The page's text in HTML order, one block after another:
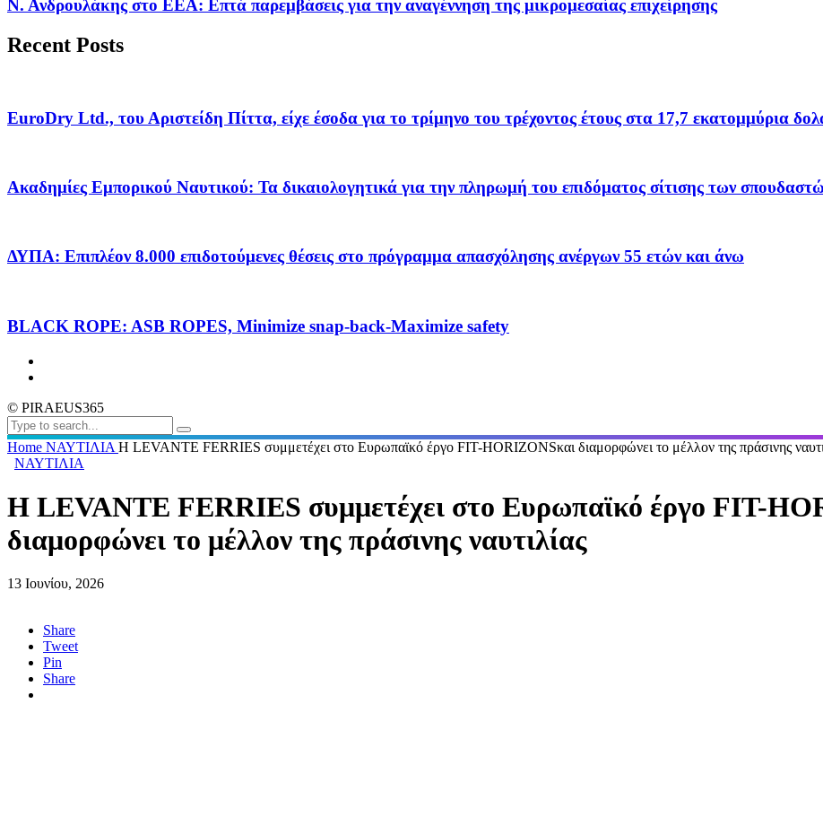
Ν. Ανδρουλάκης στο ΕΕΑ: Επτά παρεμβάσεις για την αναγέννηση της μικρομεσαίας επιχείρησης
Recent Posts
EuroDry Ltd., του Αριστείδη Πίττα, είχε έσοδα για το τρίμηνο του τρέχοντος έτους στα 17,7 εκατομμύρια
Ακαδημίες Εμπορικού Ναυτικού: Τα δικαιολογητικά για την πληρωμή του επιδόματος σίτισης των
ΔΥΠΑ: Επιπλέον 8.000 επιδοτούμενες θέσεις στο πρόγραμμα απασχόλησης ανέργων 55 ετών και άνω
BLACK ROPE: ASB ROPES, Minimize snap-back-Maximize safety
© PIRAEUS365
Home ΝΑΥΤΙΛΙΑ Η LEVANTE FERRIES συμμετέχει στο Ευρωπαϊκό έργο FIT-HORIZONSκαι διαμορφώνει το μέλλον της πράσινης
ΝΑΥΤΙΛΙΑ
Η LEVANTE FERRIES συμμετέχει στο Ευρωπαϊκό έργο FIT-
διαμορφώνει το μέλλον της πράσινης ναυτιλίας
13 Ιουνίου, 2026
Share
Tweet
Pin
Share